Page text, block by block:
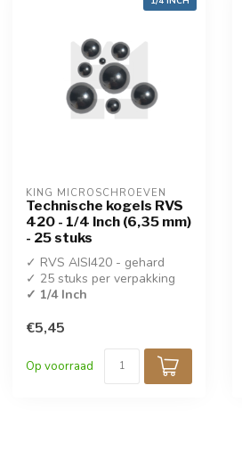
KING MICROSCHROEVEN
Technische kogels RVS
420 - 1/4 Inch (6,35 mm)
- 25 stuks
✓ RVS AISI420 - gehard
✓ 25 stuks per verpakking
✓ 1/4 Inch
€5,45
Op voorraad